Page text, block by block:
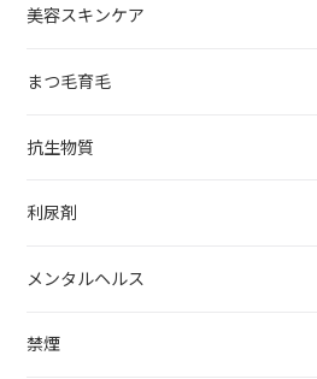
美容スキンケア
まつ毛育毛
抗生物質
利尿剤
メンタルヘルス
禁煙